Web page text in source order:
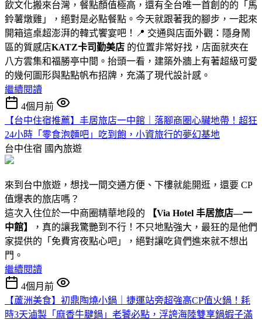
飲文化搬來台灣，餐點顏值極高，還有全台唯一首創的的「馬
鈴薯燉雞」，絕對是必點餐點。今天就跟著我的腳步，一起來
開箱這桌超澎湃的韓式饗宴吧！📍 交通與店面外觀：隱身鬧
區的質感店KATZ卡司勤美店 的位置非常好找，店面就夾在
八方雲集和福勝亭中間。抬頭一看，建築外牆上有著超級可愛
的幾何圖形與點點帆布招牌，充滿了現代設計感。
繼續閱讀
4個月前
【台中住宿推薦】丰居旅店一中館｜落腳商圈心臟地帶！超狂
24小時「零食泡麵吧」吃到飽，小資旅行的夢幻基地
台中住宿 國內旅遊
來到台中旅遊，想找一間交通方便、下樓就能開逛，還要 CP
值爆表的旅店嗎？
這次入住位於一中商圈精華地段的
【Via Hotel 丰居旅店—一
中館】
，真的讓我驚艷到不行！不只地點強大，最狂的是他們
家提供的「免費宵夜點心吧」，絕對讓吃貨們進來就不想出
門。
繼續閱讀
4個月前
【蘆洲美食】初鼎陶燒小鍋｜捷運站旁超強高CP值火鍋！耗
時3天滷製「麻香牛腱鍋」老饕必點，浮誇海陸雙享鍋蝦子滿